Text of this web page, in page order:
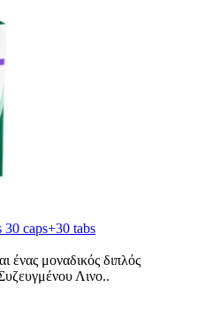
caps+30 tabs
ένας μοναδικός διπλός
Λινο..